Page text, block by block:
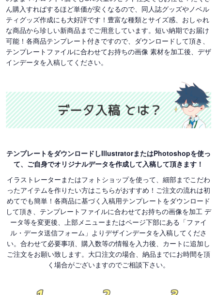
ん購入すればするほど単価が安くなるので、同人誌グッズやノベル
ティグッズ作成にも大好評です！豊富な種類とサイズ感、おしゃれ
な商品から珍しい新商品までご用意しています。短い納期でお届け
可能！各商品テンプレート付きですので、ダウンロードして頂き、
テンプレートファイルに合わせてお持ちの画像 素材を加工後、デザ
インデータを入稿してください。
テンプレートをダウンロードしIllustratorまたはPhotoshopを使っ
て、ご自身でオリジナルデータを作成して入稿して頂きます！
イラストレーターまたはフォトショップを使って、細部までこだわ
ったアイテムを作りたい方はこちらがおすすめ！ご注文の流れは初
めてでも簡単！各商品に基づく入稿用テンプレートをダウンロード
して頂き、テンプレートファイルに合わせてお持ちの画像を加工 デ
ータ等を変更後、上部メニューまたはページ下部にある「ファイ
ル・データ送信フォーム」よりデザインデータを入稿してくださ
い。合わせて必要事項、購入数等の情報を入力後、カートに追加し
ご注文をお願い致します。大口注文の場合、納品までにお時間を頂
く場合がございますのでご相談下さい。